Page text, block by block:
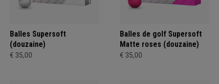
Balles Supersoft
(douzaine)
€ 35,00
Balles de golf Supersoft
Matte roses (douzaine)
€ 35,00